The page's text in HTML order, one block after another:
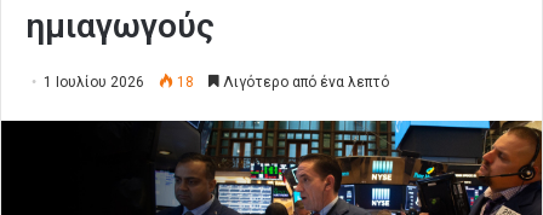
ημιαγωγούς
1 Ιουλίου 2026 18 Λιγότερο από ένα λεπτό